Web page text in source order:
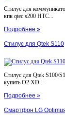
Стилус для
кпк qtec s200 HTC...
Подробнее »
Стилус для Qtek S110
Стилус для Qtek S100/
купить O2 XD...
Подробнее »
Смартфон LG